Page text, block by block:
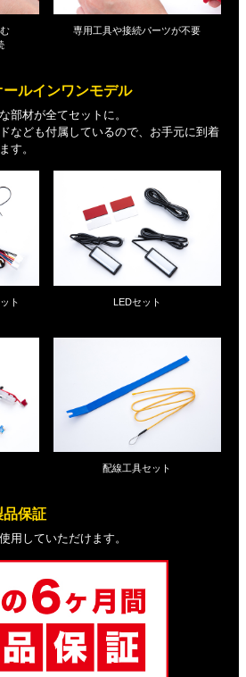
専用工具や接続パーツが不要
ルインワンモデル
部材が全てセットに。
なども付属しているので、お手元に到着
す。
ト LEDセット
配線工具セット
品保証
用していただけます。